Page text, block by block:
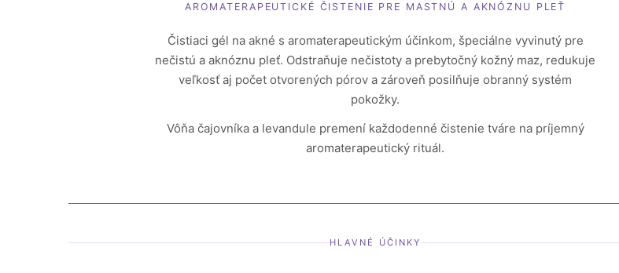
AROMATERAPEUTICKÉ ČISTENIE PRE MASTNÚ A AKNÓZNU PLEŤ
Čistiaci gél na akné s aromaterapeutickým účinkom, špeciálne vyvinutý pre
nečistú a aknóznu pleť. Odstraňuje nečistoty a prebytočný kožný maz, redukuje
veľkosť aj počet otvorených pórov a zároveň posilňuje obranný systém
pokožky.
Vôňa čajovníka a levandule premení každodenné čistenie tváre na príjemný
aromaterapeutický rituál.
HLAVNÉ ÚČINKY